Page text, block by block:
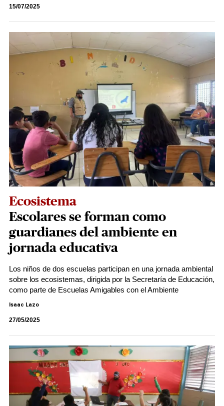
15/07/2025
Ecosistema
Escolares se forman como
guardianes del ambiente en
jornada educativa
Los niños de dos escuelas participan en una jornada ambiental
sobre los ecosistemas, dirigida por la Secretaría de Educación,
como parte de Escuelas Amigables con el Ambiente
Isaac Lazo
27/05/2025